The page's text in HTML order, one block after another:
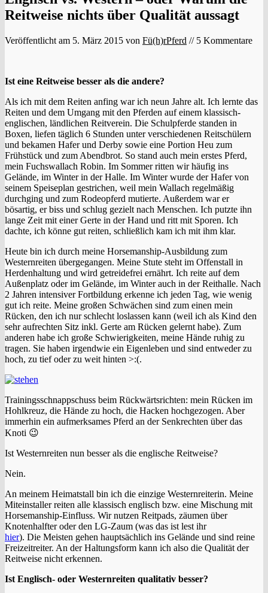
Reitweise nichts über Qualität aussagt
Veröffentlicht am 5. März 2015 von Fü(h)rPferd // 5 Kommentare
Ist eine Reitweise besser als die andere?
Als ich mit dem Reiten anfing war ich neun Jahre alt. Ich lernte das
Reiten und dem Umgang mit den Pferden auf einem klassisch-
englischen, ländlichen Reitverein. Die Schulpferde standen in
Boxen, liefen täglich 6 Stunden unter verschiedenen Reitschülern
und bekamen Hafer und Derby sowie eine Portion Heu zum
Frühstück und zum Abendbrot. So stand auch mein erstes Pferd,
mein Fuchswallach Robin. Im Sommer ritten wir häufig ins
Gelände, im Winter in der Halle. Im Winter wurde der Hafer von
seinem Speiseplan gestrichen, weil mein Wallach regelmäßig
durchging und zum Rodeopferd mutierte. Außerdem war er
bösartig, er biss und schlug gezielt nach Menschen. Ich putzte ihn
lange Zeit mit einer Gerte in der Hand und ritt mit Sporen. Ich
dachte, ich könne gut reiten, schließlich kam ich mit ihm klar.
Heute bin ich durch meine Horsemanship-Ausbildung zum
Westernreiten übergegangen. Meine Stute steht im Offenstall in
Herdenhaltung und wird getreidefrei ernährt. Ich reite auf dem
Außenplatz oder im Gelände, im Winter auch in der Reithalle. Nach
2 Jahren intensiver Fortbildung erkenne ich jeden Tag, wie wenig
gut ich reite. Meine großen Schwächen sind zum einen mein
Rücken, den ich nur schlecht loslassen kann (weil ich als Kind den
sehr aufrechten Sitz inkl. Gerte am Rücken gelernt habe). Zum
anderen habe ich große Schwierigkeiten, meine Hände ruhig zu
tragen. Sie haben irgendwie ein Eigenleben und sind entweder zu
hoch, zu tief oder zu weit hinten >:(.
Trainingsschnappschuss beim Rückwärtsrichten: mein Rücken im
Hohlkreuz, die Hände zu hoch, die Hacken hochgezogen. Aber
immerhin ein aufmerksames Pferd an der Senkrechten über das
Knoti 😉
Ist Westernreiten nun besser als die englische Reitweise?
Nein.
An meinem Heimatstall bin ich die einzige Westernreiterin. Meine
Miteinstaller reiten alle klassisch englisch bzw. eine Mischung mit
Horsemanship-Einfluss. Wir nutzen Reitpads, zäumen über
Knotenhalfter oder den LG-Zaum (was das ist lest ihr
hier). Die Meisten gehen hauptsächlich ins Gelände und sind reine
Freizeitreiter. An der Haltungsform kann ich also die Qualität der
Reitweise nicht erkennen.
Ist Englisch- oder Westernreiten qualitativ besser?